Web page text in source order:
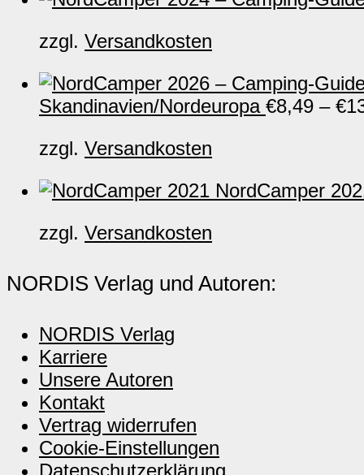
zzgl. Versandkosten
Skandinavien/Nordeuropa €8,49 – €
zzgl. Versandkosten
NordCamper
zzgl. Versandkosten
NORDIS Verlag und Autoren:
NORDIS Verlag
Karriere
Unsere Autoren
Kontakt
Vertrag widerrufen
Cookie-Einstellungen
Datenschutzerklärung